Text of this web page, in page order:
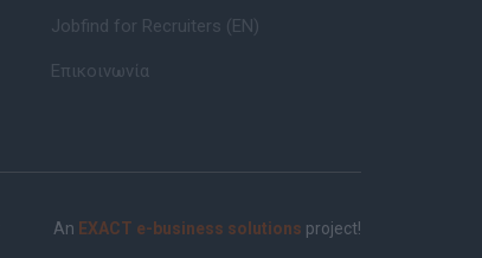
Jobfind for Recruiters (EN)
Επικοινωνία
An EXACT e-business solutions project!